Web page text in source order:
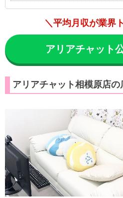
＼平均月収が業界
アリアチャット
アリアチャット相模原店の